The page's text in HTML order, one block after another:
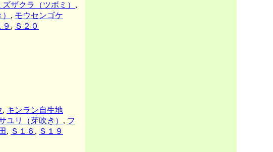
ズザクラ（ツボミ） ,
, モウセンゴケ
９ , Ｓ２０
, キンラン自生地
ユリ（芽吹き） , フ
, Ｓ１６ , Ｓ１９